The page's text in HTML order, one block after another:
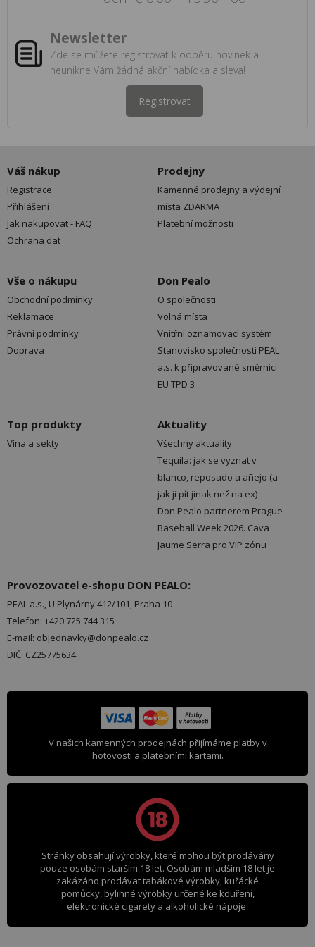
Newsletter
Zde se můžete registrovat k odběru novinek a
neunikne Vám žádná akční nabídka a sleva!
Registrovat
Váš nákup
Registrace
Přihlášení
Jak nakupovat - FAQ
Ochrana dat
Prodejny
Kamenné prodejny a výdejní
místa ZDARMA
Platební možnosti
Vše o nákupu
Obchodní podmínky
Reklamace
Právní podmínky
Doprava
Don Pealo
O společnosti
Volná místa
Vnitřní oznamovací systém
Stanovisko společnosti PEAL
a.s. k připravované směrnici
EU TPD 3
Top produkty
Vína a sekty
Aktuality
Všechny aktuality
Tequila: jak se vyznat v
blanco, reposado a añejo (a
jak ji pít jinak než na ex)
Don Pealo partnerem Prague
Baseball Week 2026. Cava
Jaume Serra pro VIP zónu
Provozovatel e-shopu DON PEALO:
PEAL a.s., U Plynárny 412/101, Praha 10
Telefon: +420 725 744 315
E-mail: objednavky@donpealo.cz
DIČ: CZ25775634
V našich kamenných prodejnách přijímáme platby v
hotovosti a platebními kartami.
Stránky obsahují výrobky, které mohou být prodávány
pouze osobám starším 18 let. Osobám mladším 18 let je
zakázáno prodávat tabákové výrobky, kuřácké
pomůcky, bylinné výrobky určené ke kouření,
elektronické cigarety a alkoholické nápoje.